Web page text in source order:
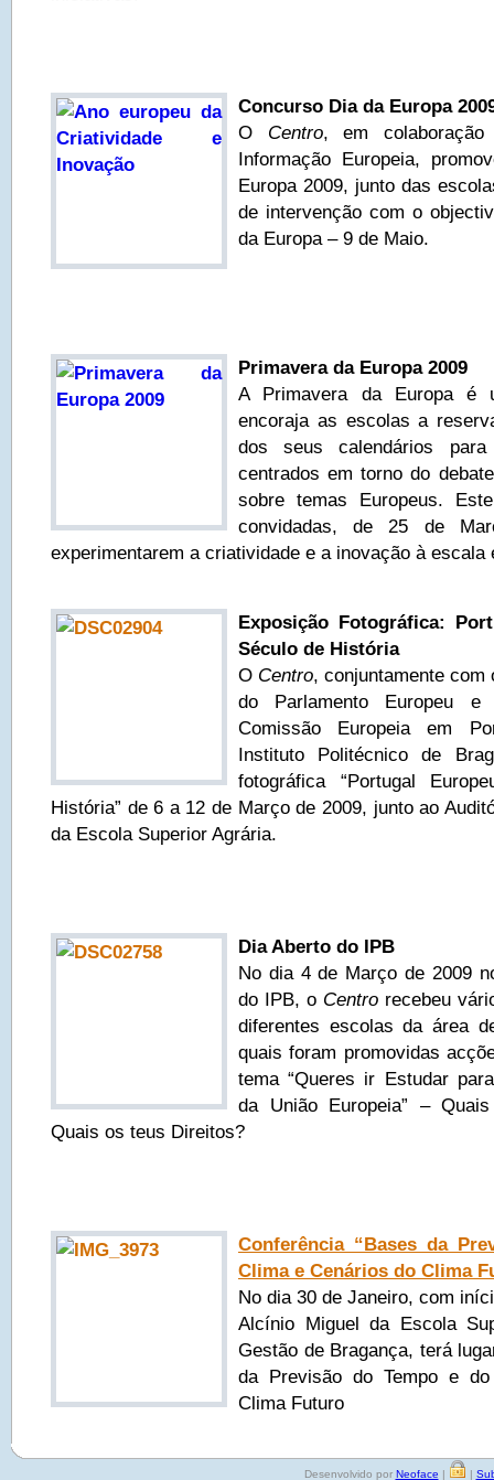
Concurso Dia da Europa
O Centro, em
Informação Europeia,
Europa 2009, junto das
de intervenção com o
da Europa – 9 de Maio.
Primavera da Europa 2009
A Primavera da Europa é
encoraja as escolas a
dos seus calendários para
centrados em torno do
sobre temas Europeus.
convidadas, de 25 de
experimentarem a criatividade e a inovação à escala
Exposição Fotográfica:
Século de História
O Centro, conjuntamente com
do Parlamento Europeu e
Comissão Europeia em
Instituto Politécnico de
fotográfica “Portugal
História” de 6 a 12 de Março de 2009, junto ao
da Escola Superior Agrária.
Dia Aberto do IPB
No dia 4 de Março de 2009
do IPB, o Centro recebeu
diferentes escolas da área
quais foram promovidas
tema “Queres ir Estudar
da União Europeia” –
Quais os teus Direitos?
Conferência “Bases da
Clima e Cenários do Clima
No dia 30 de Janeiro, com
Alcínio Miguel da Escola
Gestão de Bragança, terá
da Previsão do Tempo e
Clima Futuro
Desenvolvido por Neoface | |